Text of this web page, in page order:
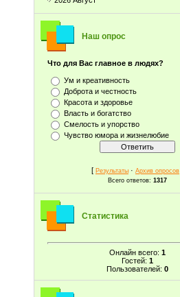
Наш опрос
Что для Вас главное в людях?
Ум и креативность
Доброта и честность
Красота и здоровье
Власть и богатство
Смелость и упорство
Чувство юмора и жизнелюбие
[ Результаты · Архив опросов
Всего ответов: 1317
Статистика
Онлайн всего: 1
Гостей: 1
Пользователей: 0